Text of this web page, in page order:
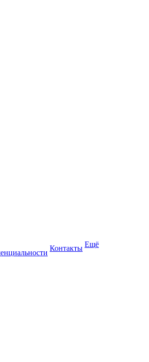
Контакты Ещё